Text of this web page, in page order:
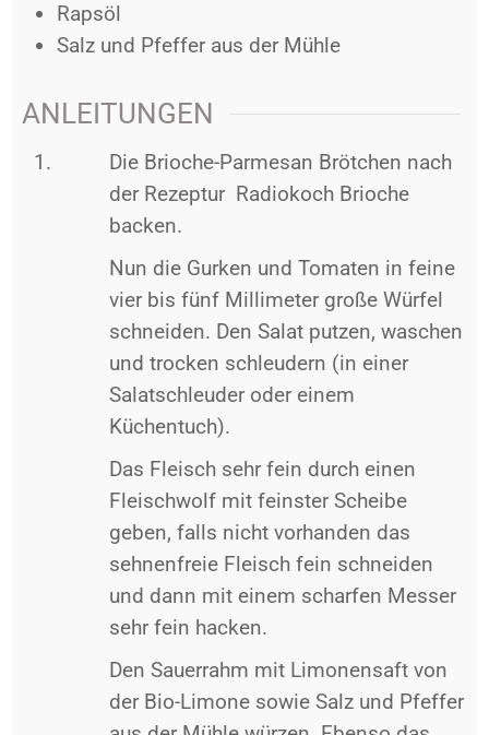
Rapsöl
Salz und Pfeffer aus der Mühle
ANLEITUNGEN
Die Brioche-Parmesan Brötchen nach
der Rezeptur Radiokoch Brioche
backen.
Nun die Gurken und Tomaten in feine
vier bis fünf Millimeter große Würfel
schneiden. Den Salat putzen, waschen
und trocken schleudern (in einer
Salatschleuder oder einem
Küchentuch).
Das Fleisch sehr fein durch einen
Fleischwolf mit feinster Scheibe
geben, falls nicht vorhanden das
sehnenfreie Fleisch fein schneiden
und dann mit einem scharfen Messer
sehr fein hacken.
Den Sauerrahm mit Limonensaft von
der Bio-Limone sowie Salz und Pfeffer